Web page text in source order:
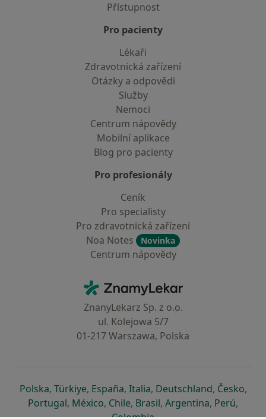
Přístupnost
Pro pacienty
Lékaři
Zdravotnická zařízení
Otázky a odpovědi
Služby
Nemoci
Centrum nápovědy
Mobilní aplikace
Blog pro pacienty
Pro profesionály
Ceník
Pro specialisty
Pro zdravotnická zařízení
Noa Notes
Novinka
Centrum nápovědy
ZnamyLekar - Hlavní stránka
ZnanyLekarz Sp. z o.o.
ul. Kolejowa 5/7
01-217 Warszawa, Polska
Polskase otevře v nové záložce
, Türkiyese otevře v nové záložce
, Españase otevře v nové záložce
, Italiase otevře v nové záložce
, Deutschlandse otevře v
, Českose
,
Portugalse otevře v nové záložce
, Méxicose otevře v nové záložce
, Chilese otevře v nové záložce
, Brasilse otevře v nové
, Argentinase otevře v
, Perúse
,